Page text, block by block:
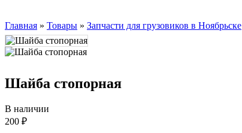
Главная » Товары » Запчасти для грузовиков в Ноябрьске
Шайба стопорная
В наличии
200 ₽